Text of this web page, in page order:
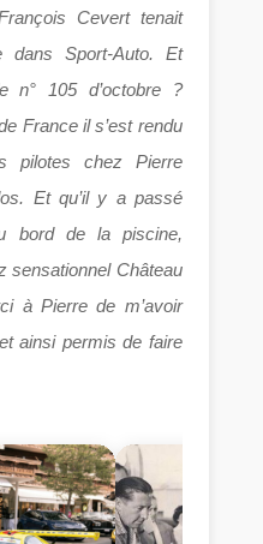
Cevert tenait
dans Sport-Auto. Et
n° 105 d’octobre ?
France il s’est rendu
pilotes chez Pierre
Et qu’il y a passé
bord de la piscine,
sensationnel Château
à Pierre de m’avoir
ainsi permis de faire